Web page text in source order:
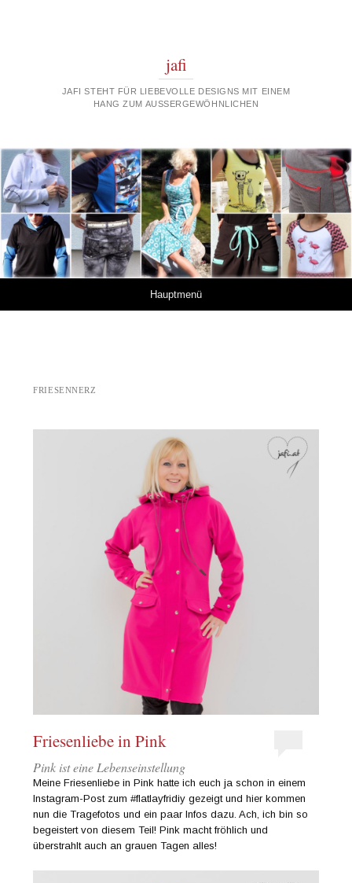
jafi
JAFI STEHT FÜR LIEBEVOLLE DESIGNS MIT EINEM
HANG ZUM AUSSERGEWÖHNLICHEN
Hauptmenü
FRIESENNERZ
Friesenliebe in Pink
Pink ist eine Lebenseinstellung
Meine Friesenliebe in Pink hatte ich euch ja schon in einem
Instagram-Post zum #flatlayfridiy gezeigt und hier kommen
nun die Tragefotos und ein paar Infos dazu. Ach, ich bin so
begeistert von diesem Teil! Pink macht fröhlich und
überstrahlt auch an grauen Tagen alles!